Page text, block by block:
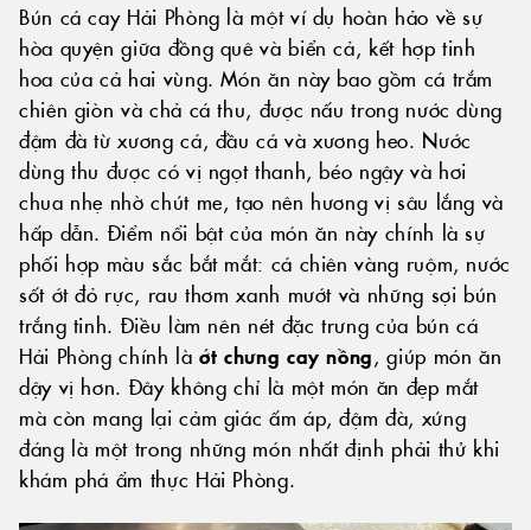
Bún cá cay Hải Phòng là một ví dụ hoàn hảo về sự
hòa quyện giữa đồng quê và biển cả, kết hợp tinh
hoa của cả hai vùng. Món ăn này bao gồm cá trắm
chiên giòn và chả cá thu, được nấu trong nước dùng
đậm đà từ xương cá, đầu cá và xương heo. Nước
dùng thu được có vị ngọt thanh, béo ngậy và hơi
chua nhẹ nhờ chút me, tạo nên hương vị sâu lắng và
hấp dẫn. Điểm nổi bật của món ăn này chính là sự
phối hợp màu sắc bắt mắt: cá chiên vàng ruộm, nước
sốt ớt đỏ rực, rau thơm xanh mướt và những sợi bún
trắng tinh. Điều làm nên nét đặc trưng của bún cá
Hải Phòng chính làớt chưng cay nồng, giúp món ăn
dậy vị hơn. Đây không chỉ là một món ăn đẹp mắt
mà còn mang lại cảm giác ấm áp, đậm đà, xứng
đáng là một trong những món nhất định phải thử khi
khám phá ẩm thực Hải Phòng.